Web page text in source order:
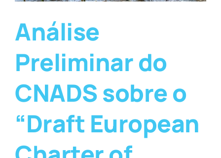
Análise
Preliminar do
CNADS sobre o
“Draft European